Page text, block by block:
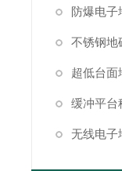
防爆电子
不锈钢地
超低台面
缓冲平台
无线电子